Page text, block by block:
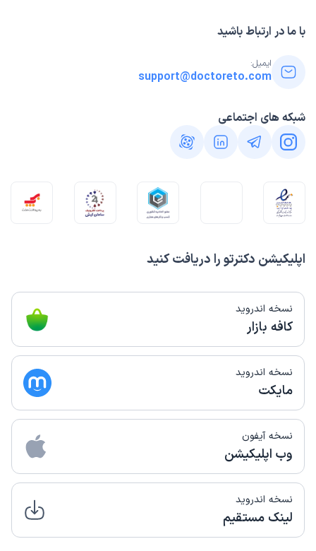
اپلیکیشن دکترتو را دریافت کنید
نسخه اندروید
کافه بازار
نسخه اندروید
مایکت
نسخه آیفون
وب اپلیکیشن
نسخه اندروید
لینک مستقیم
با ما در ارتباط باشید
ایمیل:
support@doctoreto.com
شبکه های اجتماعی